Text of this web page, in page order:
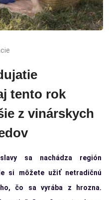
tento rok
z vinárskych
sa nachádza región
si môžete užiť netradičnú
čo sa vyrába z hrozna.